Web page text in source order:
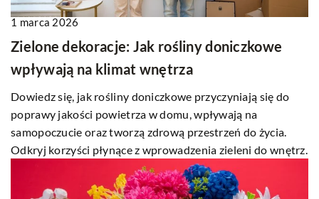
1 marca 2026
Zielone dekoracje: Jak rośliny doniczkowe
wpływają na klimat wnętrza
Dowiedz się, jak rośliny doniczkowe przyczyniają się do
poprawy jakości powietrza w domu, wpływają na
samopoczucie oraz tworzą zdrową przestrzeń do życia.
Odkryj korzyści płynące z wprowadzenia zieleni do wnętrz.